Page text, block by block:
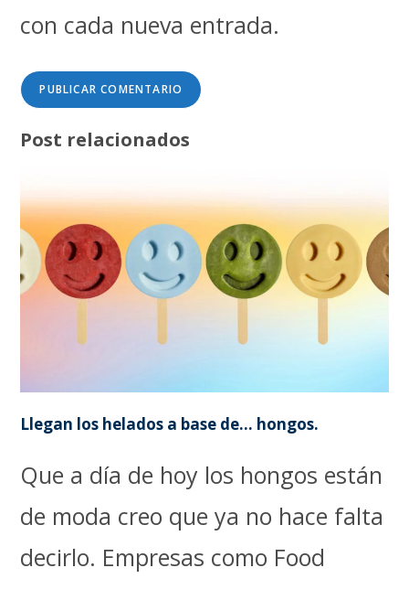
con cada nueva entrada.
Post relacionados
Llegan los helados a base de… hongos.
Que a día de hoy los hongos están
de moda creo que ya no hace falta
decirlo. Empresas como Food